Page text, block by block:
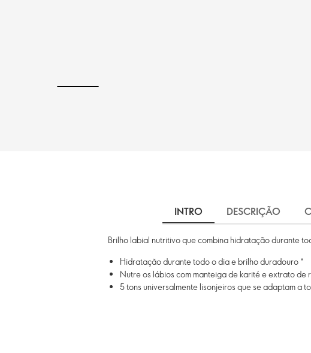
INTRO DESCRIÇÃO
Brilho labial nutritivo que combina hidratação durante
Hidratação durante todo o dia e brilho duradouro *
Nutre os lábios com manteiga de karité e extrato de
5 tons universalmente lisonjeiros que se adaptam a